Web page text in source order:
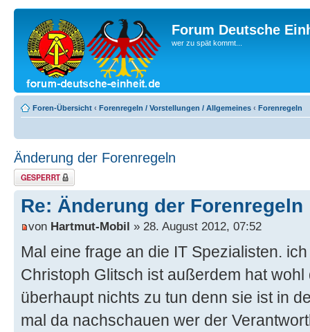
Forum Deutsche
wer zu spät kommt...
Foren-Übersicht ‹ Forenregeln / Vorstellungen / Allgemeines ‹ Forenregeln
Änderung der Forenregeln
Thema gesperrt
Re: Änderung der Forenregeln
von Hartmut-Mobil » 28. August 2012, 07:52
Mal eine frage an die IT Spezialisten.
Christoph Glitsch ist außerdem hat
überhaupt nichts zu tun denn sie ist in
mal da nachschauen wer der